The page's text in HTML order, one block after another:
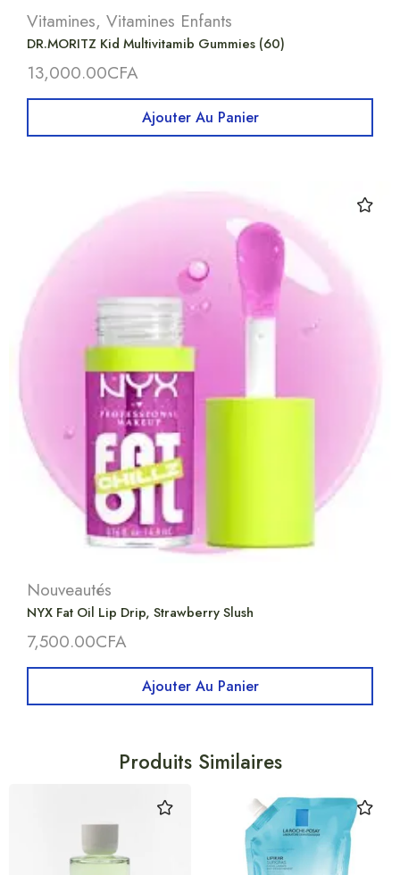
Vitamines, Vitamines Enfants
DR.MORITZ Kid Multivitamib Gummies (60)
13,000.00CFA
Ajouter Au Panier
Nouveautés
NYX Fat Oil Lip Drip, Strawberry Slush
7,500.00CFA
Ajouter Au Panier
Produits Similaires